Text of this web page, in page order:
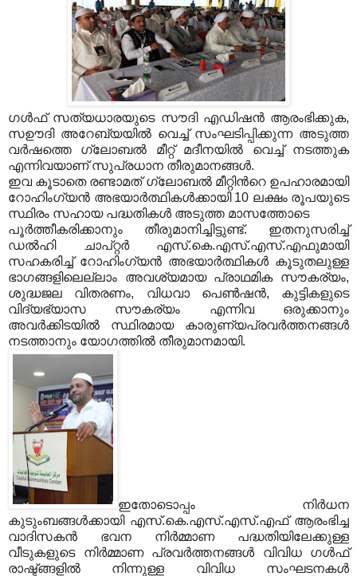
ഗള്‍ഫ് സത്യധാരയുടെ സൗദി എഡിഷന്‍ ആരംഭിക്കുക,
സഊദി അറേബ്യയില്‍ വെച്ച് സംഘടിപ്പിക്കുന്ന അടുത്ത
വര്‍ഷത്തെ ഗ്ലോബല്‍ മീറ്റ് മദീനയില്‍ വെച്ച് നടത്തുക
എന്നിവയാണ് സുപ്രധാന തീരുമാനങ്ങള്‍.
ഇവ കൂടാതെ രണ്ടാമത് ഗ്ലോബല്‍ മീറ്റിന്‍റെ ഉപഹാരമായി
റോഹിംഗ്യന്‍ അഭയാര്‍ത്ഥികള്‍ക്കായി 10 ലക്ഷം രൂപയുടെ
സ്ഥിരം സഹായ പദ്ധതികള്‍ അടുത്ത മാസത്തോടെ
പൂര്‍ത്തീകരിക്കാനും തീരുമാനിച്ചിട്ടുണ്ട്. ഇതനുസരിച്ച്
ഡല്‍ഹി ചാപ്റ്റര്‍ എസ്.കെ.എസ്.എസ്.എഫുമായി
സഹകരിച്ച് റോഹിംഗ്യന്‍ അഭയാര്‍ത്ഥികള്‍ കൂടുതലുള്ള
ഭാഗങ്ങളിലെല്ലാം അവശ്യമായ പ്രാഥമിക സൗകര്യം,
ശുദ്ധജല വിതരണം, വിധവാ പെണ്‍ഷന്‍, കുട്ടികളുടെ
വിദ്യഭ്യാസ സൗകര്യം എന്നിവ ഒരുക്കാനും
അവര്‍ക്കിടയില്‍ സ്ഥിരമായ കാരുണ്യപ്രവര്‍ത്തനങ്ങള്‍
നടത്താനും യോഗത്തില്‍ തീരുമാനമായി.
ഇതോടൊപ്പം നിര്‍ധന
കുടുംബങ്ങള്‍ക്കായി എസ്.കെ.എസ്.എസ്.എഫ് ആരംഭിച്ച
വാദിസകന്‍ ഭവന നിര്‍മ്മാണ പദ്ധതിയിലേക്കുള്ള
വീടുകളുടെ നിര്‍മ്മാണ പ്രവര്‍ത്തനങ്ങള്‍ വിവിധ ഗള്‍ഫ്
രാഷ്ട്ങ്ങളില്‍ നിന്നുള്ള വിവിധ സംഘടനകള്‍